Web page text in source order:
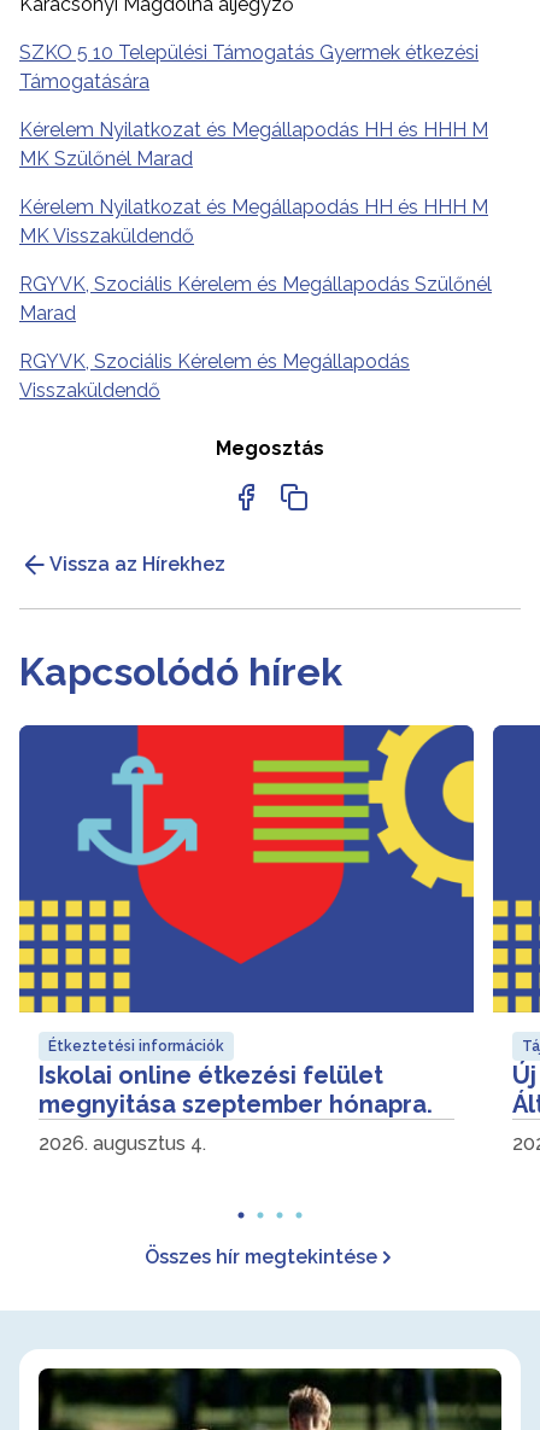
SZKO 5 10 Települési Támogatás Gyermek étkezési
Támogatására
Kérelem Nyilatkozat és Megállapodás HH és HHH M
MK Szülőnél Marad
Kérelem Nyilatkozat és Megállapodás HH és HHH M
MK Visszaküldendő
RGYVK, Szociális Kérelem és Megállapodás Szülőnél
Marad
RGYVK, Szociális Kérelem és Megállapodás
Visszaküldendő
Megosztás
Vissza az Hírekhez
Kapcsolódó hírek
Étkeztetési információk
Iskolai online étkezési felület
megnyitása szeptember hónapra.
2026. augusztus 4.
Összes hír megtekintése